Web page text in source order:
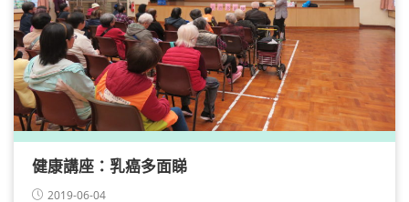
健康講座：乳癌多面睇
2019-06-04